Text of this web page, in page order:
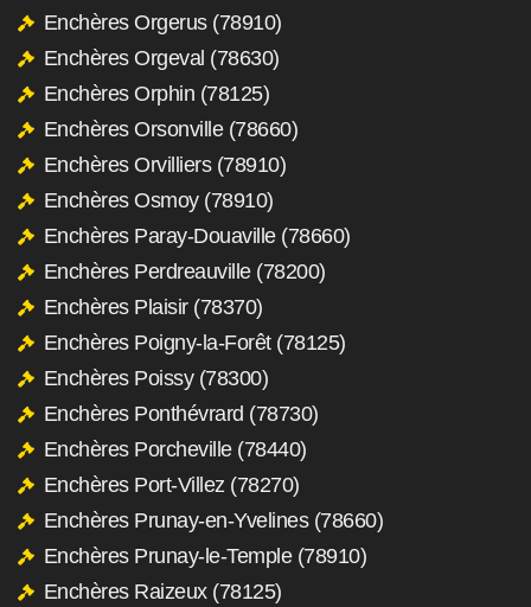
Enchères Orgerus (78910)
Enchères Orgeval (78630)
Enchères Orphin (78125)
Enchères Orsonville (78660)
Enchères Orvilliers (78910)
Enchères Osmoy (78910)
Enchères Paray-Douaville (78660)
Enchères Perdreauville (78200)
Enchères Plaisir (78370)
Enchères Poigny-la-Forêt (78125)
Enchères Poissy (78300)
Enchères Ponthévrard (78730)
Enchères Porcheville (78440)
Enchères Port-Villez (78270)
Enchères Prunay-en-Yvelines (78660)
Enchères Prunay-le-Temple (78910)
Enchères Raizeux (78125)